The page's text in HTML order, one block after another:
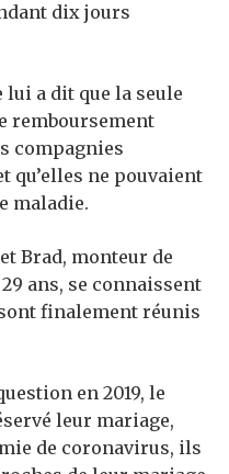
dix jours
a dit que la seule
remboursement
compagnies
qu’elles ne pouvaient
maladie.
Brad, monteur de
ans, se connaissent
sont finalement réunis
en 2019, le
leur mariage,
de coronavirus, ils